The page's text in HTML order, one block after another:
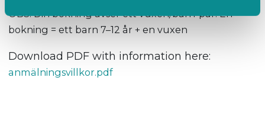
OBS! Din bokning avser ett vuxen/barn-par. En
bokning = ett barn 7–12 år + en vuxen
Download PDF with information here:
anmälningsvillkor.pdf